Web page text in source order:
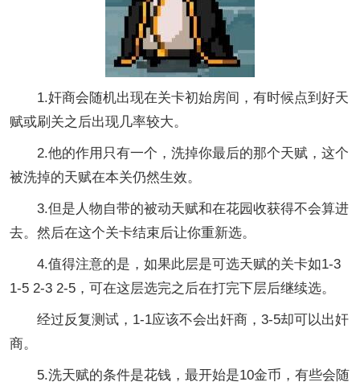
1.奸商会随机出现在关卡初始房间，有时候点到好天
赋或刷关之后出现几率较大。
2.他的作用只有一个，洗掉你最后的那个天赋，这个
被洗掉的天赋在本关仍然生效。
3.但是人物自带的被动天赋和在花园收获得不会算进
去。然后在这个关卡结束后让你重新选。
4.值得注意的是，如果此层是可选天赋的关卡如1-3
1-5 2-3 2-5，可在这层选完之后在打完下层后继续选。
经过反复测试，1-1应该不会出奸商，3-5却可以出奸
商。
5.洗天赋的条件是花钱，最开始是10金币，有些会随